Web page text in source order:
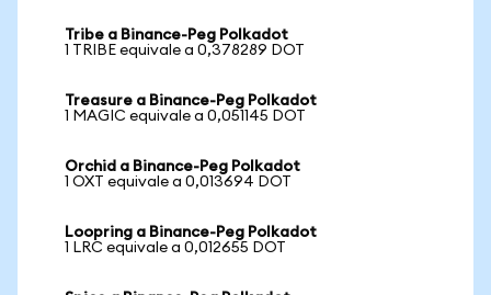
Tribe a Binance-Peg Polkadot
1 TRIBE equivale a 0,378289 DOT
Treasure a Binance-Peg Polkadot
1 MAGIC equivale a 0,051145 DOT
Orchid a Binance-Peg Polkadot
1 OXT equivale a 0,013694 DOT
Loopring a Binance-Peg Polkadot
1 LRC equivale a 0,012655 DOT